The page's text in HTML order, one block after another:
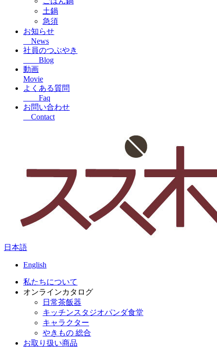
土鍋
急須
お知らせ
News
社員のつぶやき
Blog
動画
Movie
よくある質問
Faq
お問い合わせ
Contact
日本語
English
私たちについて
オンラインカタログ
日常茶飯器
キッチンスタジオパンダ食堂
キャラクター
やきもの 総合
お取り扱い商品